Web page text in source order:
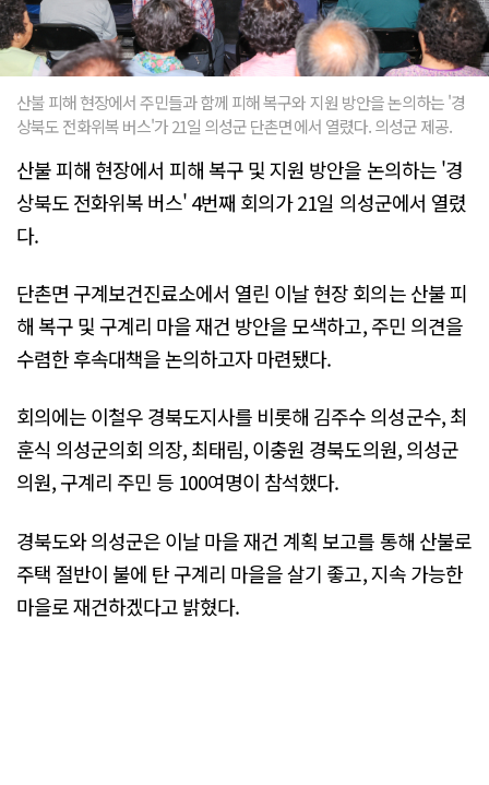
산불 피해 현장에서 주민들과 함께 피해 복구와 지원 방안을 논의하는 '경
상북도 전화위복 버스'가 21일 의성군 단촌면에서 열렸다. 의성군 제공.
산불 피해 현장에서 피해 복구 및 지원 방안을 논의하는 '경
상북도 전화위복 버스' 4번째 회의가 21일 의성군에서 열렸
다.
단촌면 구계보건진료소에서 열린 이날 현장 회의는 산불 피
해 복구 및 구계리 마을 재건 방안을 모색하고, 주민 의견을
수렴한 후속대책을 논의하고자 마련됐다.
회의에는 이철우 경북도지사를 비롯해 김주수 의성군수, 최
훈식 의성군의회 의장, 최태림, 이충원 경북도의원, 의성군
의원, 구계리 주민 등 100여명이 참석했다.
경북도와 의성군은 이날 마을 재건 계획 보고를 통해 산불로
주택 절반이 불에 탄 구계리 마을을 살기 좋고, 지속 가능한
마을로 재건하겠다고 밝혔다.